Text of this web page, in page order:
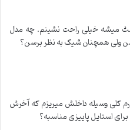
میشه خیلی راحت نشینم. چه مدل
ولی همچنان شیک به نظر برسن؟
کلی وسیله داخلش میریزم که آخرش
استایل پاییزی مناسبه؟